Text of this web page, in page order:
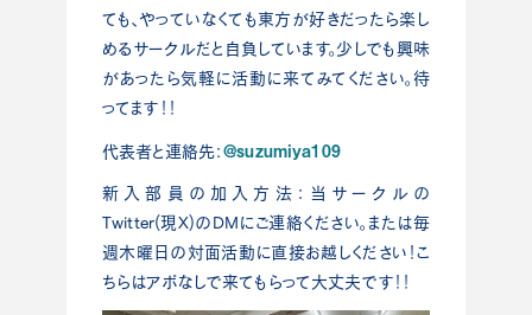
ても、やっていなくても東方が好きだったら楽し
めるサークルだと自負しています。少しでも興味
があったら気軽に活動に来てみてください。待
ってます！！
代表者と連絡先：@suzumiya109
新入部員の加入方法：当サークルの
Twitter(現X)のDMにご連絡ください。または毎
週木曜日の対面活動に直接お越しください！こ
ちらはアポなしで来てもらって大丈夫です！！